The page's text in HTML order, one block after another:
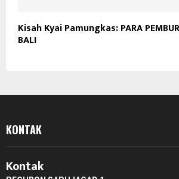
Kisah Kyai Pamungkas: PARA
BALI
KONTAK
Kontak